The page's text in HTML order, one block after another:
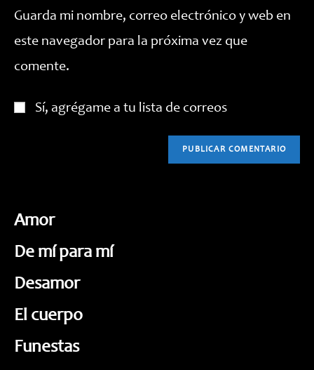
comentar
(opcional)
Guarda mi nombre, correo electrónico y web en
este navegador para la próxima vez que
comente.
Sí, agrégame a tu lista de correos
Amor
De mí para mí
Desamor
El cuerpo
Funestas